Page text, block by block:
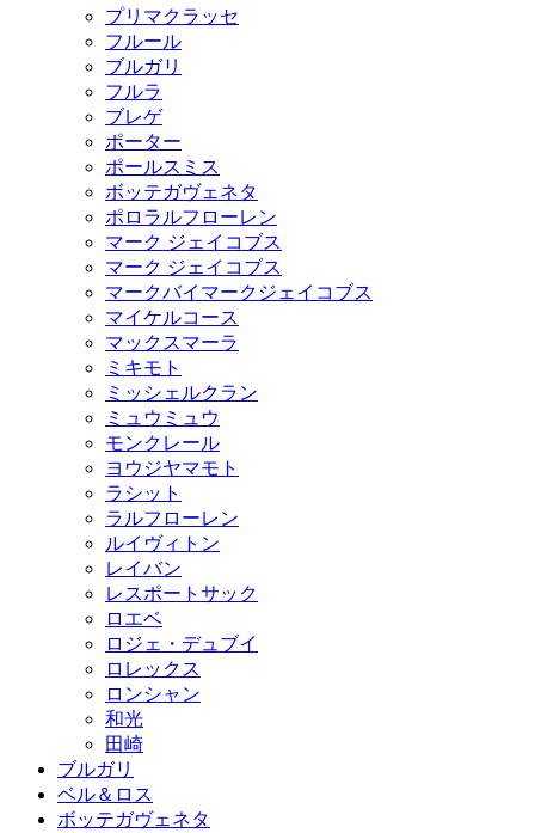
プリマクラッセ
フルール
ブルガリ
フルラ
ブレゲ
ポーター
ポールスミス
ボッテガヴェネタ
ポロラルフローレン
マーク ジェイコブス
マーク ジェイコブス
マークバイマークジェイコブス
マイケルコース
マックスマーラ
ミキモト
ミッシェルクラン
ミュウミュウ
モンクレール
ヨウジヤマモト
ラシット
ラルフローレン
ルイヴィトン
レイバン
レスポートサック
ロエベ
ロジェ・デュブイ
ロレックス
ロンシャン
和光
田崎
ブルガリ
ベル＆ロス
ボッテガヴェネタ